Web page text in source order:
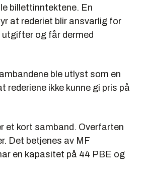
billettinntektene. En
at rederiet blir ansvarlig for
og får dermed
ble utlyst som en
rederiene ikke kunne gi pris på
et kort samband. Overfarten
Det betjenes av MF
en kapasitet på 44 PBE og